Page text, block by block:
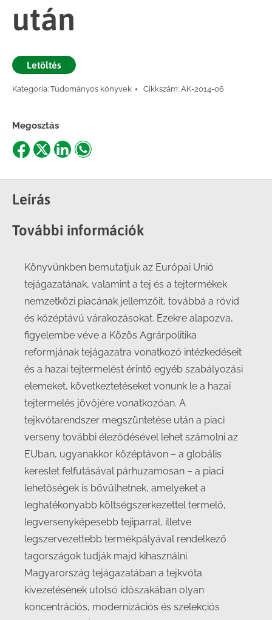
után
Letöltés
Kategória: Tudományos könyvek Cikkszám: AK-2014-06
Megosztás
Share
Facebook
Share
X
ShareShare
Leírás
További információk
Könyvünkben bemutatjuk az Európai Unió
tejágazatának, valamint a tej és a tejtermékek
nemzetközi piacának jellemzőit, továbbá a rövid
és középtávú várakozásokat. Ezekre alapozva,
figyelembe véve a Közös Agrárpolitika
reformjának tejágazatra vonatkozó intézkedéseit
és a hazai tejtermelést érintő egyéb szabályozási
elemeket, következtetéseket vonunk le a hazai
tejtermelés jövőjére vonatkozóan. A
tejkvótarendszer megszüntetése után a piaci
verseny további éleződésével lehet számolni az
EUban, ugyanakkor középtávon – a globális
kereslet felfutásával párhuzamosan – a piaci
lehetőségek is bővülhetnek, amelyeket a
leghatékonyabb költségszerkezettel termelő,
legversenyképesebb tejiparral, illetve
legszervezettebb termékpályával rendelkező
tagországok tudják majd kihasználni.
Magyarország tejágazatában a tejkvóta
kivezetésének utolsó időszakában olyan
koncentrációs, modernizációs és szelekciós